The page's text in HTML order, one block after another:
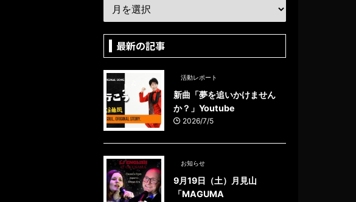
最新の記事
活動レポート
新曲「夢を追いかけません
か？」Youtube
2026/7/5
お知らせ
9月19日（土）月見山
「MAGUMA